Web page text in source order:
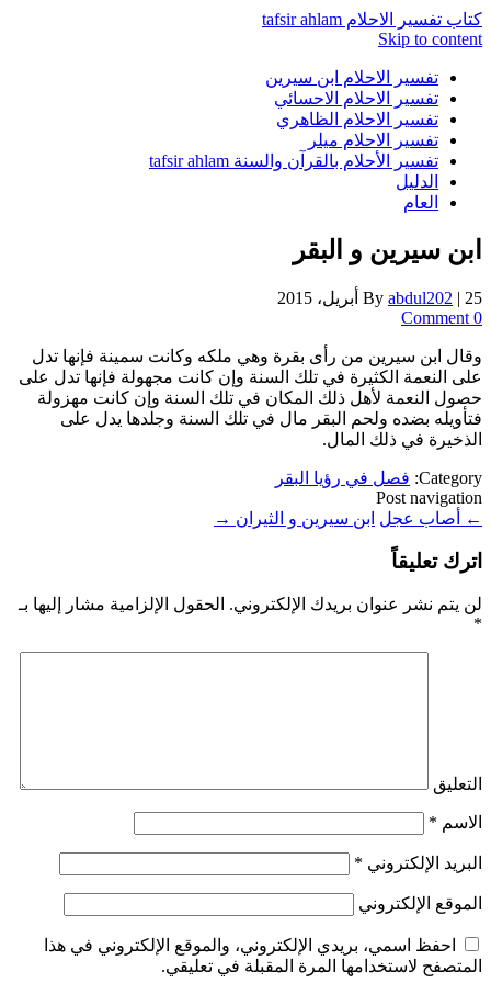
كتاب تفسير الاحلام tafsir ahlam
Skip to content
تفسير الاحلام ابن سيرين
تفسير الاحلام الاحسائي
تفسير الاحلام الظاهري
تفسير الاحلام ميلر
تفسير الأحلام بالقرآن والسنة tafsir ahlam
الدليل
العام
ابن سيرين و البقر
By abdul202 | 25 أبريل، 2015
0 Comment
وقال ابن سيرين من رأى بقرة وهي ملكه وكانت سمينة فإنها تدل
على النعمة الكثيرة في تلك السنة وإن كانت مجهولة فإنها تدل على
حصول النعمة لأهل ذلك المكان في تلك السنة وإن كانت مهزولة
فتأويله بضده ولحم البقر مال في تلك السنة وجلدها يدل على
الذخيرة في ذلك المال.
Category: فصل في رؤيا البقر
Post navigation
←
أصاب عجل ابن سيرين و الثيران →
اترك تعليقاً
لن يتم نشر عنوان بريدك الإلكتروني. الحقول الإلزامية مشار إليها بـ
*
التعليق
الاسم *
البريد الإلكتروني *
الموقع الإلكتروني
احفظ اسمي، بريدي الإلكتروني، والموقع الإلكتروني في هذا
المتصفح لاستخدامها المرة المقبلة في تعليقي.